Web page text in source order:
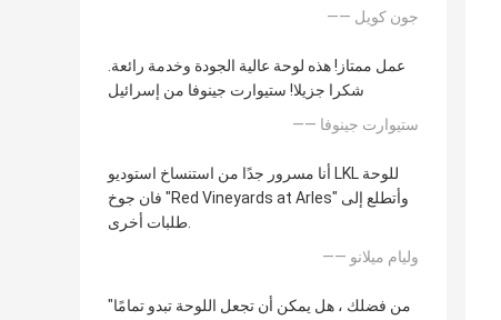
—— جون كويل
عمل ممتاز! هذه لوحة عالية الجودة وخدمة رائعة.
شكرا جزيلا! ستيوارت جينوفا من إسرائيل
—— ستيوارت جينوفا
أنا مسرور جدًا من استنساخ استوديو LKL للوحة
فان جوخ "Red Vineyards at Arles" وأتطلع إلى
طلبات أخرى.
—— وليام ميلانو
"من فضلك ، هل يمكن أن تجعل اللوحة تبدو تمامًا